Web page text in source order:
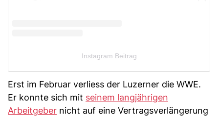
Instagram Beitrag
Erst im Februar verliess der Luzerner die WWE.
Er konnte sich mit seinem langjährigen
Arbeitgeber nicht auf eine Vertragsverlängerung